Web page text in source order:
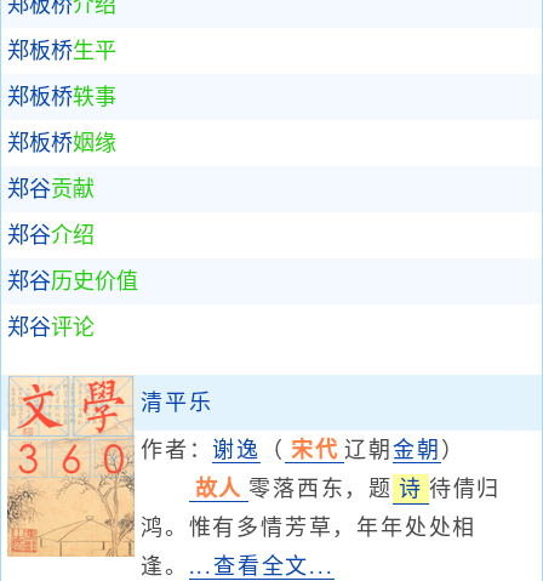
郑板桥生平
郑板桥轶事
郑板桥姻缘
郑谷贡献
郑谷介绍
郑谷历史价值
郑谷评论
清平乐
作者：谢逸 （ 宋代 辽朝金朝 ）
故人 零落西东，题 诗 待倩归
鸿。惟有多情芳草，年年处处相
逢。 ...查看全文...